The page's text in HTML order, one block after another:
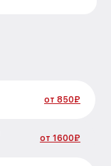
от 850₽
от 1600₽